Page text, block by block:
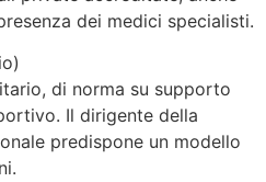
dei medici specialisti.
di norma su supporto
Il dirigente della
predispone un modello